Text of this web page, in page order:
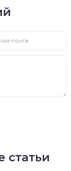
статьи